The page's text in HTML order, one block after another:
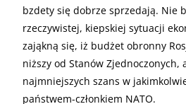
bzdety się dobrze sprzedają. Nie
rzeczywistej, kiepskiej sytuacji
zająkną się, iż budżet obronny
niższy od Stanów Zjednoczonych,
najmniejszych szans w
państwem-członkiem NATO.